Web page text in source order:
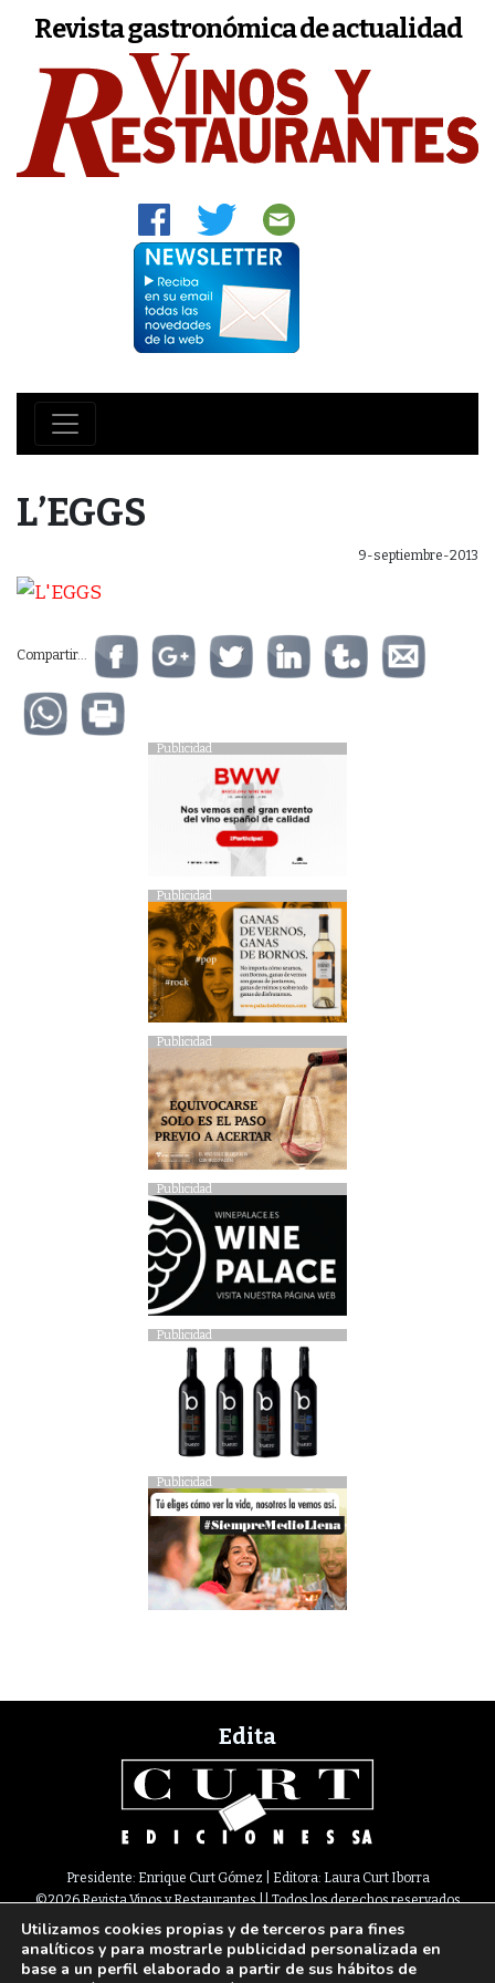
Revista gastronómica de actualidad
L’EGGS
9-septiembre-2013
Compartir...
Publicidad
Publicidad
Publicidad
Publicidad
Publicidad
Publicidad
Edita
Presidente: Enrique Curt Gómez | Editora: Laura Curt Iborra
©2026 Revista Vinos y Restaurantes || Todos los derechos reservados
Newsletter Nota legal Política de Cookies Suscripción
Contacto
Paseo de Gracia, 63. 1º 2ª. 08008 Barcelona |933 180 101¦ Fax 933 183 505
Utilizamos cookies propias y de terceros para fines
analíticos y para mostrarle publicidad personalizada en
base a un perfil elaborado a partir de sus hábitos de